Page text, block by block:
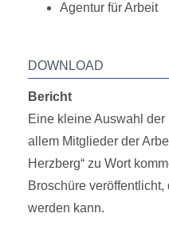
Agentur für Arbeit
DOWNLOAD
Bericht
Eine kleine Auswahl
allem Mitglieder der
Herzberg“ zu Wort
Broschüre veröffentlicht,
werden kann.